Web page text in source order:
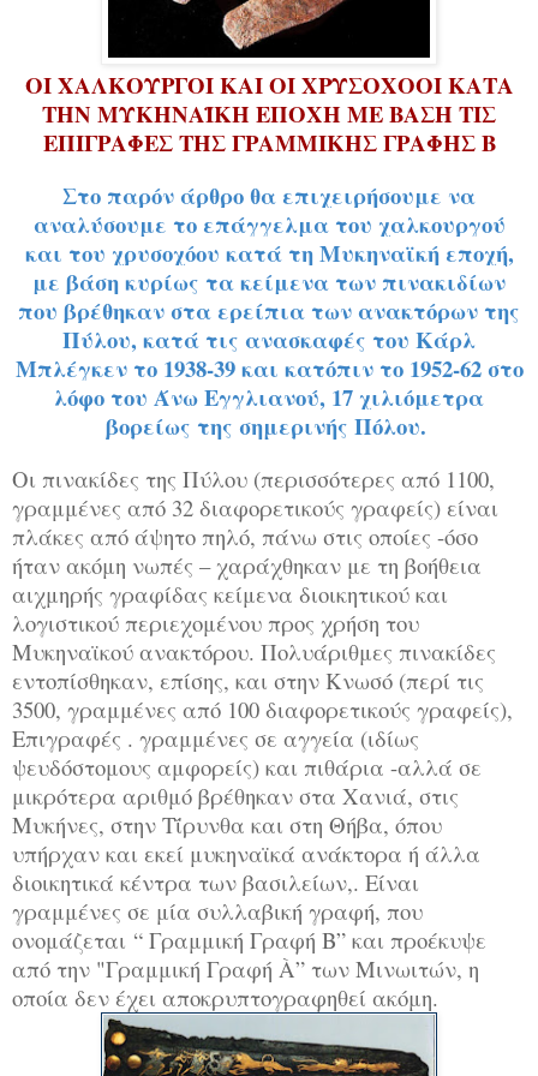
ΟΙ ΧΑΛΚΟΥΡΓΟΙ ΚΑΙ ΟΙ ΧΡΥΣΟΧΟΟΙ ΚΑΤΑ
ΤΗΝ ΜΥΚΗΝΑΪΚΗ ΕΠΟΧΗ ΜΕ ΒΑΣΗ ΤΙΣ
ΕΠΙΓΡΑΦΕΣ ΤΗΣ ΓΡΑΜΜΙΚΗΣ ΓΡΑΦΗΣ Β
Στο παρόν άρθρο θα επιχειρήσουμε να
αναλύσουμε το επάγγελμα του χαλκουργού
και του χρυσοχόου κατά τη Μυκηναϊκή εποχή,
με βάση κυρίως τα κείμενα των πινακιδίων
που βρέθηκαν στα ερείπια των ανακτόρων της
Πύλου, κατά τις ανασκαφές του Κάρλ
Μπλέγκεν το 1938-39 και κατόπιν το 1952-62 στο
λόφο του Άνω Εγγλιανού, 17 χιλιόμετρα
βορείως της σημερινής Πόλου.
Οι πινακίδες της Πύλου (περισσότερες από 1100,
γραμμένες από 32 διαφορετικούς γραφείς) είναι
πλάκες από άψητο πηλό, πάνω στις οποίες -όσο
ήταν ακόμη νωπές – χαράχθηκαν με τη βοήθεια
αιχμηρής γραφίδας κείμενα διοικητικού και
λογιστικού περιεχομένου προς χρήση του
Μυκηναϊκού ανακτόρου. Πολυάριθμες πινακίδες
εντοπίσθηκαν, επίσης, και στην Κνωσό (περί τις
3500, γραμμένες από 100 διαφορετικούς γραφείς),
Επιγραφές . γραμμένες σε αγγεία (ιδίως
ψευδόστομους αμφορείς) και πιθάρια -αλλά σε
μικρότερα αριθμό βρέθηκαν στα Χανιά, στις
Μυκήνες, στην Τΐρυνθα και στη Θήβα, όπου
υπήρχαν και εκεί μυκηναϊκά ανάκτορα ή άλλα
διοικητικά κέντρα των βασιλείων,. Είναι
γραμμένες σε μία συλλαβική γραφή, που
ονομάζεται “ Γραμμική Γραφή Β” και προέκυψε
από την "Γραμμική Γραφή À” των Μινωιτών, η
οποία δεν έχει αποκρυπτογραφηθεί ακόμη.